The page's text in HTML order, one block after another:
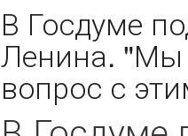
В Госдуме
Ленина. "Мы
вопрос с